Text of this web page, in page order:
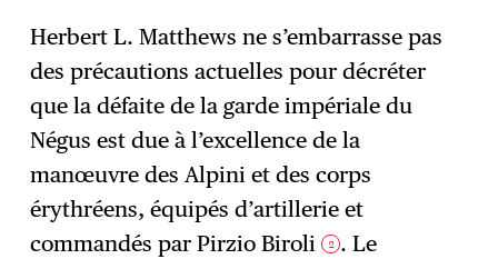
Herbert L. Matthews ne s’embarrasse pas
des précautions actuelles pour décréter
que la défaite de la garde impériale du
Négus est due à l’excellence de la
manœuvre des Alpini et des corps
érythréens, équipés d’artillerie et
commandés par Pirzio Biroli 2 . Le